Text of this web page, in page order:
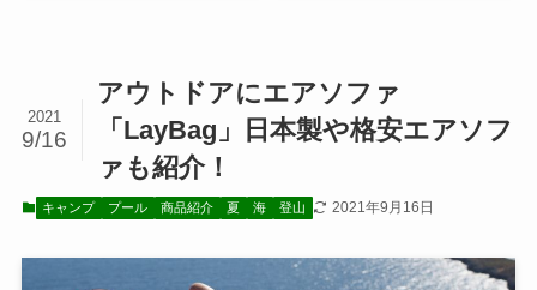
アウトドアにエアソファ
「LayBag」日本製や格安エアソフ
ァも紹介！
2021
9/16
キャンプ プール 商品紹介 夏 海 登山 2021年9月16日